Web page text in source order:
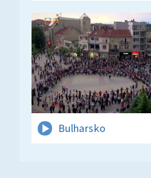
Bulharsko